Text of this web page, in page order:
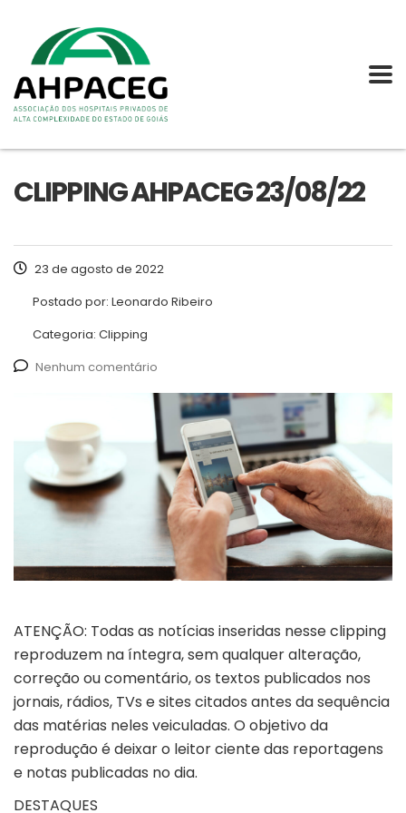
CLIPPING AHPACEG 23/08/22
23 de agosto de 2022
Postado por: Leonardo Ribeiro
Categoria: Clipping
Nenhum comentário
ATENÇÃO: Todas as notícias inseridas nesse clipping
reproduzem na íntegra, sem qualquer alteração,
correção ou comentário, os textos publicados nos
jornais, rádios, TVs e sites citados antes da sequência
das matérias neles veiculadas. O objetivo da
reprodução é deixar o leitor ciente das reportagens
e notas publicadas no dia.
DESTAQUES